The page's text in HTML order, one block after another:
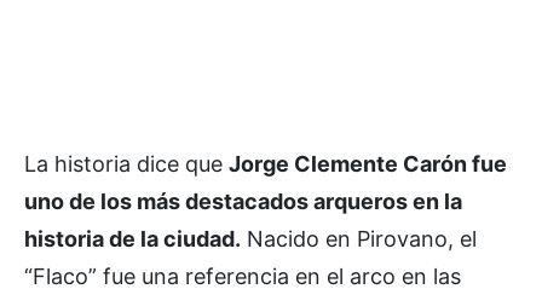
La historia dice que Jorge Clemente Carón fue
uno de los más destacados arqueros en la
historia de la ciudad. Nacido en Pirovano, el
“Flaco” fue una referencia en el arco en las